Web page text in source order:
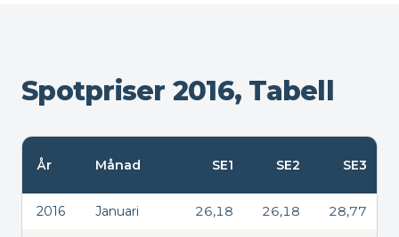
Spotpriser 2016, Tabell
År Månad SE1 SE2 SE3
2016 Januari 26,18 26,18 28,77